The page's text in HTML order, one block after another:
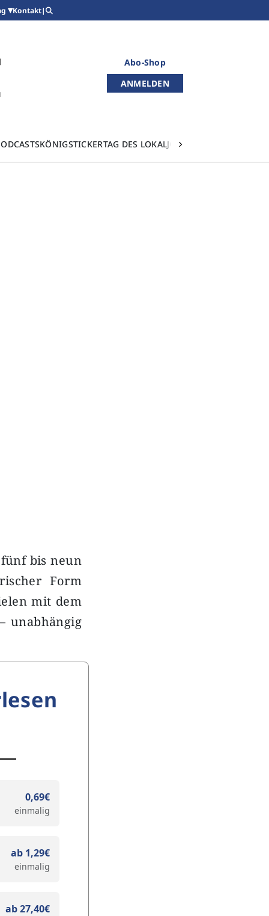
Kontakt|
Abo-Shop
ANMELDEN
KÖNIGSTICKERTAG DES LOKALJOURNALISMUS
bis neun
Form
mit dem
unabhängig
0,69€
einmalig
ab 1,29€
einmalig
ab 27,40€